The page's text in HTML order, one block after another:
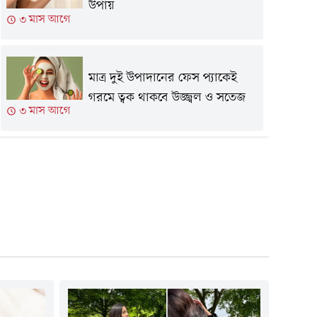
৩ মাস আগে
উপায়
৩ মাস আগে
মাত্র দুই উপাদানের ফেস প্যাকেই
গরমে ত্বক থাকবে উজ্জ্বল ও সতেজ